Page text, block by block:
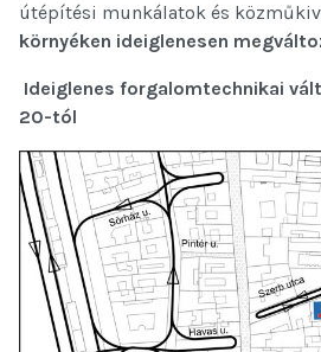
útépítési munkálatok és
környéken ideiglenesen
Ideiglenes forgalomtechnikai
20-tól